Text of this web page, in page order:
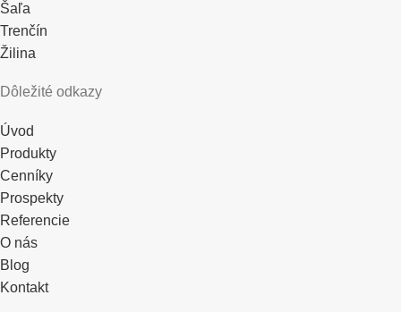
Šaľa
Trenčín
Žilina
Dôležité odkazy
Úvod
Produkty
Cenníky
Prospekty
Referencie
O nás
Blog
Kontakt